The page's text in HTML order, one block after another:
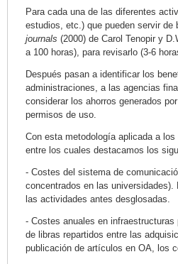
Para cada una de las diferentes
estudios, etc.) que pueden servir
journals (2000) de Carol Tenopir y
a 100 horas), para revisarlo (3-6
Después pasan a identificar los
administraciones, a las agencias
considerar los ahorros generados
permisos de uso.
Con esta metodología aplicada a
entre los cuales destacamos los
- Costes del sistema de
concentrados en las
las actividades antes desglosadas.
- Costes anuales en
de libras repartidos entre las
publicación de artículos en OA, los